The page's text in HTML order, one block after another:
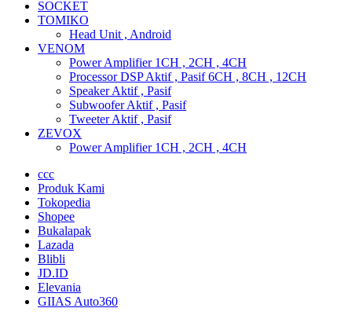
SOCKET
TOMIKO
Head Unit , Android
VENOM
Power Amplifier 1CH , 2CH , 4CH
Processor DSP Aktif , Pasif 6CH , 8CH , 12CH
Speaker Aktif , Pasif
Subwoofer Aktif , Pasif
Tweeter Aktif , Pasif
ZEVOX
Power Amplifier 1CH , 2CH , 4CH
ccc
Produk Kami
Tokopedia
Shopee
Bukalapak
Lazada
Blibli
JD.ID
Elevania
GIIAS Auto360